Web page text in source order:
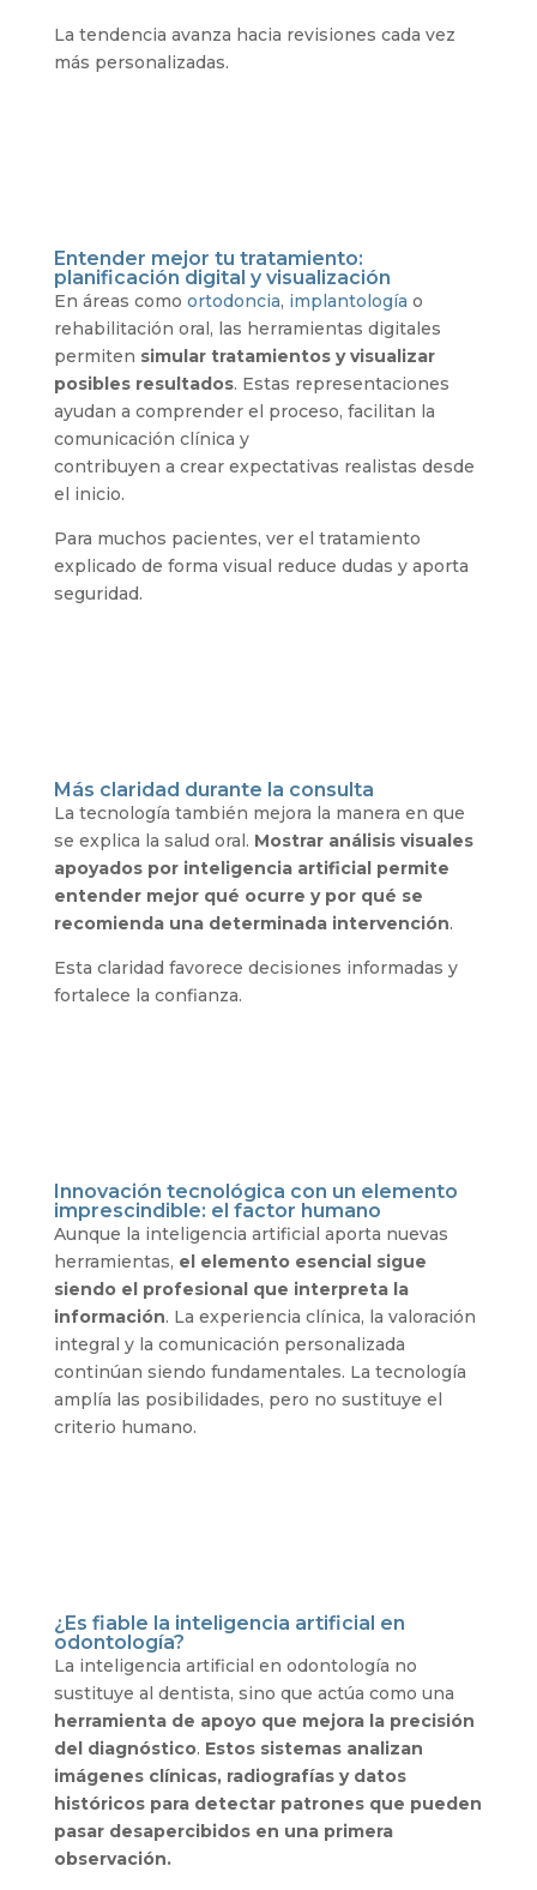
La tendencia avanza hacia revisiones cada vez
más personalizadas.
Entender mejor tu tratamiento:
planificación digital y visualización
En áreas como ortodoncia, implantología o
rehabilitación oral, las herramientas digitales
permiten simular tratamientos y visualizar
posibles resultados. Estas representaciones
ayudan a comprender el proceso, facilitan la
comunicación clínica y
contribuyen a crear expectativas realistas desde
el inicio.
Para muchos pacientes, ver el tratamiento
explicado de forma visual reduce dudas y aporta
seguridad.
Más claridad durante la consulta
La tecnología también mejora la manera en que
se explica la salud oral. Mostrar análisis visuales
apoyados por inteligencia artificial permite
entender mejor qué ocurre y por qué se
recomienda una determinada intervención.
Esta claridad favorece decisiones informadas y
fortalece la confianza.
Innovación tecnológica con un elemento
imprescindible: el factor humano
Aunque la inteligencia artificial aporta nuevas
herramientas, el elemento esencial sigue
siendo el profesional que interpreta la
información. La experiencia clínica, la valoración
integral y la comunicación personalizada
continúan siendo fundamentales. La tecnología
amplía las posibilidades, pero no sustituye el
criterio humano.
¿Es fiable la inteligencia artificial en
odontología?
La inteligencia artificial en odontología no
sustituye al dentista, sino que actúa como una
herramienta de apoyo que mejora la precisión
del diagnóstico. Estos sistemas analizan
imágenes clínicas, radiografías y datos
históricos para detectar patrones que pueden
pasar desapercibidos en una primera
observación.